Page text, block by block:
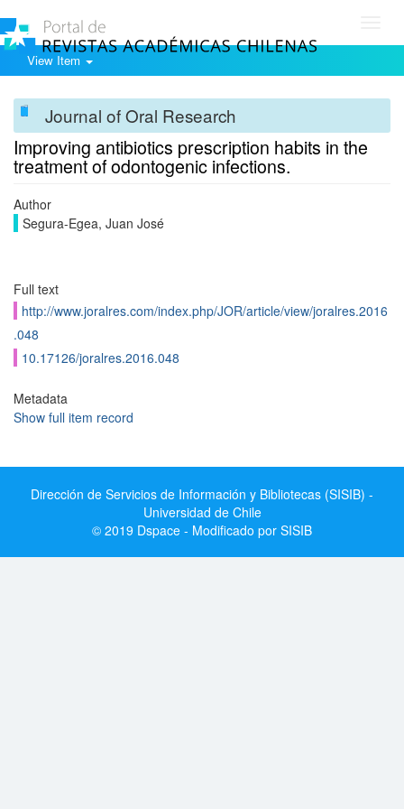
View Item
Journal of Oral Research
Improving antibiotics prescription habits in the
treatment of odontogenic infections.
Author
Segura-Egea, Juan José
Full text
http://www.joralres.com/index.php/JOR/article/view/joralres.2016
.048
10.17126/joralres.2016.048
Metadata
Show full item record
Dirección de Servicios de Información y Bibliotecas (SISIB) -
Universidad de Chile
© 2019 Dspace - Modificado por SISIB